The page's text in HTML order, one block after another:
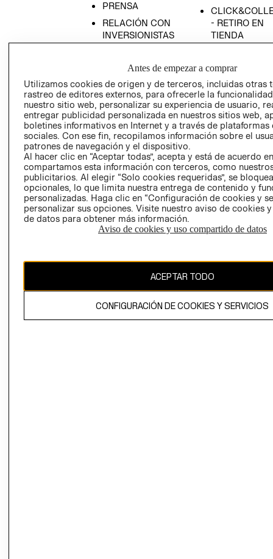
PRENSA
RELACIÓN CON
INVERSIONISTAS
EMPRESARIAL
- RETIRO EN
TIENDA
CONDICIONES
AVISO DE
PRIVACIDAD
GIFT CARD
AVISO DE
COOKIES
Chile ($)
El contenido de esta página web está protegido por copyright y es
propiedad de H&M Hennes & Mauritz AB.
Antes de empezar a comprar
Utilizamos cookies de origen y de terceros, incluidas otras
rastreo de editores externos, para ofrecerle la
nuestro sitio web, personalizar su experiencia de usuario,
entregar publicidad personalizada en nuestros sitios web,
boletines informativos en Internet y a través de plataformas
sociales. Con ese fin, recopilamos información sobre el
patrones de navegación y el dispositivo.
Al hacer clic en “Aceptar todas”, acepta y está de acuerdo
compartamos esta información con terceros, como
publicitarios. Al elegir “Solo cookies requeridas”, se
opcionales, lo que limita nuestra entrega de contenido y
personalizadas. Haga clic en “Configuración de cookies y
personalizar sus opciones. Visite nuestro aviso de cookies
de datos para obtener más información.
Aviso de cookies y uso compartido de datos
ACEPTAR TODO
CONFIGURACIÓN DE COOKIES Y SERVICIOS